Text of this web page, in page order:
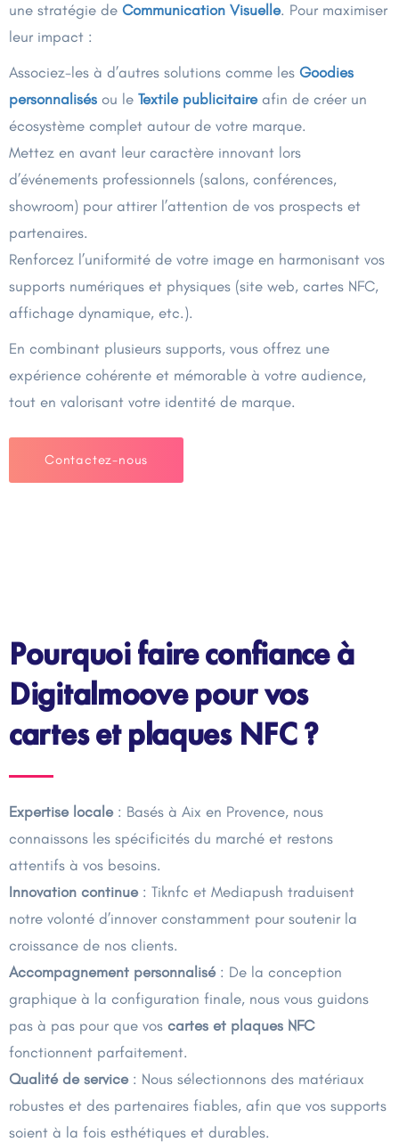
une stratégie de Communication Visuelle. Pour maximiser
leur impact :
Associez-les à d’autres solutions comme les Goodies
personnalisés ou le Textile publicitaireafin de créer un
écosystème complet autour de votre marque.
Mettez en avant leur caractère innovant lors
d’événements professionnels (salons, conférences,
showroom) pour attirer l’attention de vos prospects et
partenaires.
Renforcez l’uniformité de votre image en harmonisant vos
supports numériques et physiques (site web, cartes NFC,
affichage dynamique, etc.).
En combinant plusieurs supports, vous offrez une
expérience cohérente et mémorable à votre audience,
tout en valorisant votre identité de marque.
Contactez-nous
Pourquoi faire confiance à
Digitalmoove pour vos
cartes et plaques NFC ?
Expertise locale: Basés à Aix en Provence, nous
connaissons les spécificités du marché et restons
attentifs à vos besoins.
Innovation continue: Tiknfc et Mediapush traduisent
notre volonté d’innover constamment pour soutenir la
croissance de nos clients.
Accompagnement personnalisé: De la conception
graphique à la configuration finale, nous vous guidons
pas à pas pour que vos cartes et plaques NFC
fonctionnent parfaitement.
Qualité de service: Nous sélectionnons des matériaux
robustes et des partenaires fiables, afin que vos supports
soient à la fois esthétiques et durables.